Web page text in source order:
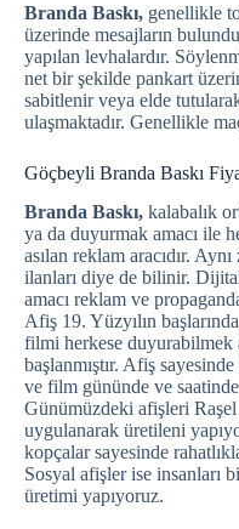
Branda Baskı, genellikle
üzerinde mesajların
yapılan levhalardır.
net bir şekilde pankart
sabitlenir veya elde
ulaşmaktadır. Genellikle
Göçbeyli Branda Baskı
Branda Baskı, kalabalık
ya da duyurmak amacı ile
asılan reklam aracıdır.
ilanları diye de bilinir.
amacı reklam ve
Afiş 19. Yüzyılın
filmi herkese duyurabilmek
başlanmıştır. Afiş
ve film gününde ve
Günümüzdeki afişleri
uygulanarak üretileni
kopçalar sayesinde
Sosyal afişler ise insanları
üretimi yapıyoruz.